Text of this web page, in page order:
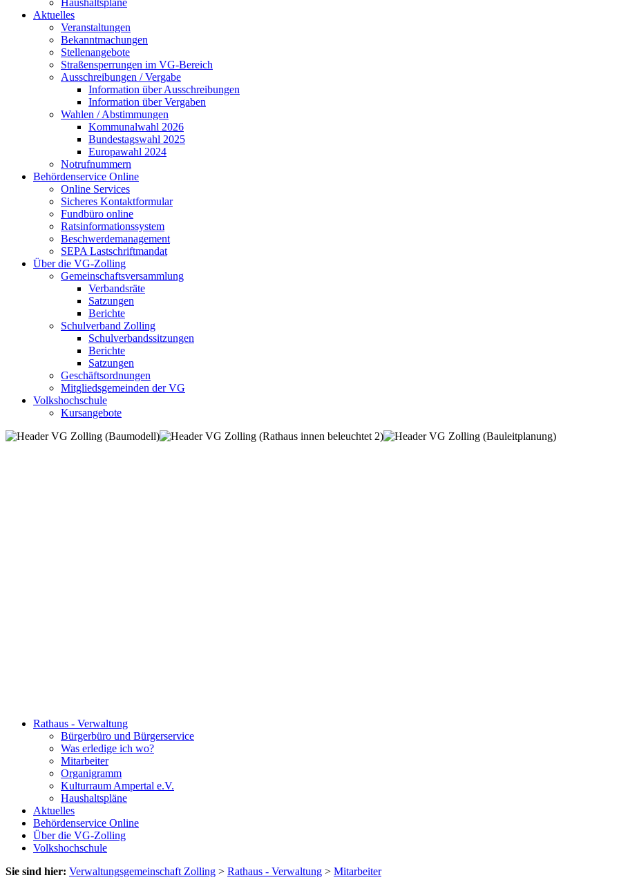
Haushaltspläne
Aktuelles
Veranstaltungen
Bekanntmachungen
Stellenangebote
Straßensperrungen im VG-Bereich
Ausschreibungen / Vergabe
Information über Ausschreibungen
Information über Vergaben
Wahlen / Abstimmungen
Kommunalwahl 2026
Bundestagswahl 2025
Europawahl 2024
Notrufnummern
Behördenservice Online
Online Services
Sicheres Kontaktformular
Fundbüro online
Ratsinformationssystem
Beschwerdemanagement
SEPA Lastschriftmandat
Über die VG-Zolling
Gemeinschaftsversammlung
Verbandsräte
Satzungen
Berichte
Schulverband Zolling
Schulverbandssitzungen
Berichte
Satzungen
Geschäftsordnungen
Mitgliedsgemeinden der VG
Volkshochschule
Kursangebote
Rathaus - Verwaltung
Bürgerbüro und Bürgerservice
Was erledige ich wo?
Mitarbeiter
Organigramm
Kulturraum Ampertal e.V.
Haushaltspläne
Aktuelles
Behördenservice Online
Über die VG-Zolling
Volkshochschule
Sie sind hier: Verwaltungsgemeinschaft Zolling > Rathaus - Verwaltung > Mitarbeiter